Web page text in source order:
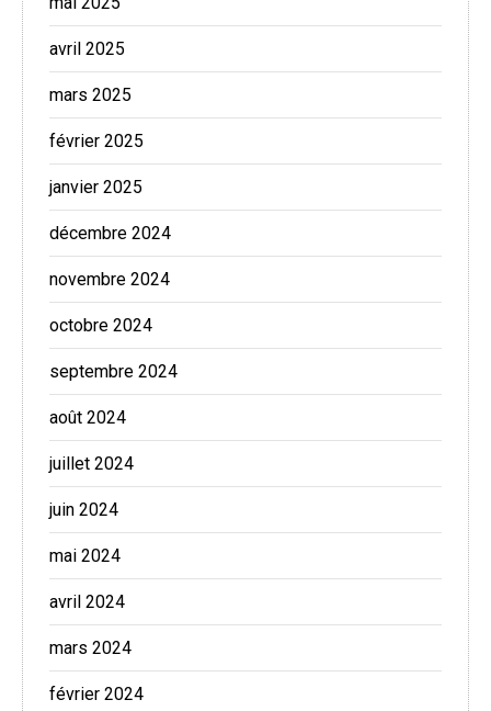
avril 2025
mars 2025
février 2025
janvier 2025
décembre 2024
novembre 2024
octobre 2024
septembre 2024
août 2024
juillet 2024
juin 2024
mai 2024
avril 2024
mars 2024
février 2024